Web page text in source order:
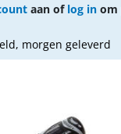
aan of log in om
morgen geleverd